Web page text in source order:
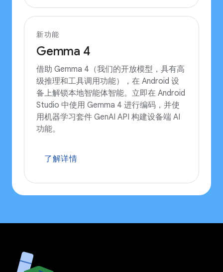
新功能
Gemma 4
借助 Gemma 4（我们的开放模型，具有高
级推理和工具调用功能），在 Android 设
备上解锁本地智能体智能。立即在 Android
Studio 中使用 Gemma 4 进行编码，并使
用机器学习套件 GenAI API 构建设备端 AI
功能。
了解详情